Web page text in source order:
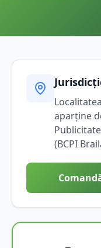
Localitatea
aparține
(BCPI